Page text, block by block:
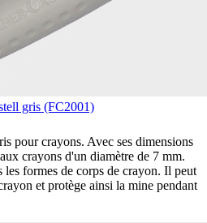
gris (FC2001)
pour crayons. Avec ses dimensions
crayons d'un diamètre de 7 mm.
les formes de corps de crayon. Il peut
et protège ainsi la mine pendant